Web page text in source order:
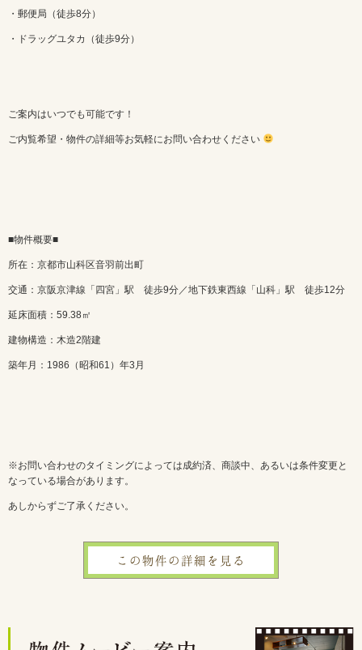
・郵便局（徒歩8分）
・ドラッグユタカ（徒歩9分）
ご案内はいつでも可能です！
ご内覧希望・物件の詳細等お気軽にお問い合わせください
■物件概要■
所在：京都市山科区音羽前出町
交通：京阪京津線「四宮」駅 徒歩9分／地下鉄東西線「山科」駅 徒歩12分
延床面積：59.38㎡
建物構造：木造2階建
築年月：1986（昭和61）年3月
※お問い合わせのタイミングによっては成約済、商談中、あるいは条件変更と
なっている場合があります。
あしからずご了承ください。
この物件の詳細を見る